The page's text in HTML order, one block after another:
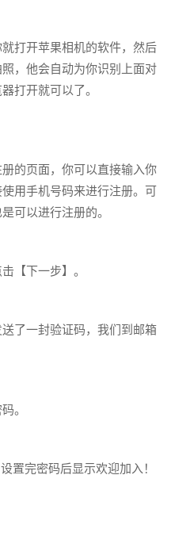
打开苹果相机的软件，然后
，他会自动为你识别上面对
打开就可以了。
的页面，你可以直接输入你
用手机号码来进行注册。可
可以进行注册的。
【下一步】。
了一封验证码，我们到邮箱
。
置完密码后显示欢迎加入！